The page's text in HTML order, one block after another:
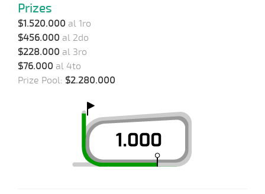
Prizes
$1.520.000 al 1ro
$456.000 al 2do
$228.000 al 3ro
$76.000 al 4to
Prize Pool: $2.280.000